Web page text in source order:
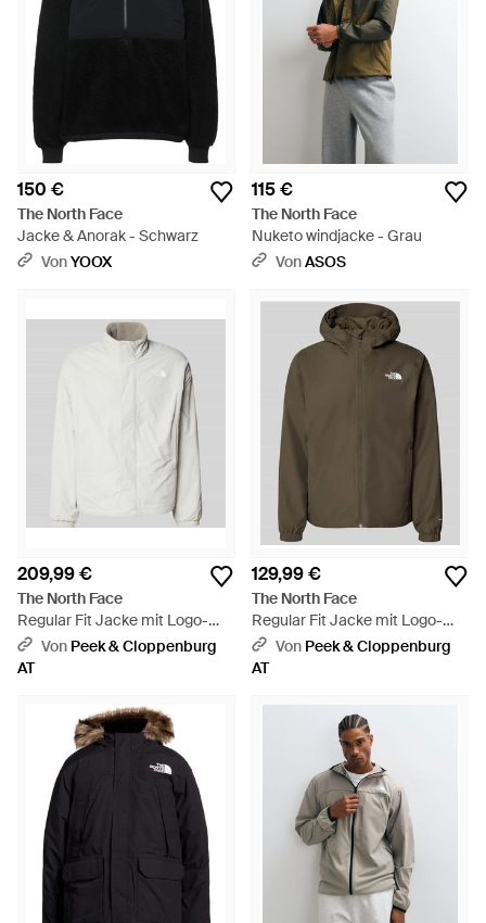
150 €
The North Face
Jacke & Anorak - Schwarz
VonYOOX
115 €
The North Face
Nuketo windjacke - Grau
VonASOS
209,99 €
The North Face
Regular Fit Jacke mit Logo-
Print Modell 'YUMIORI' - Weiß
Von Peek & Cloppenburg
AT
129,99 €
The North Face
Regular Fit Jacke mit Logo-
Print Modell 'Quest' - Grün
Von Peek & Cloppenburg
AT